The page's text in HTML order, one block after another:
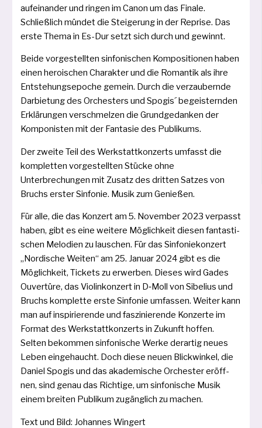
auf­ein­an­der und rin­gen im Canon um das Finale.
Schließlich mün­det die Steigerung in der Reprise. Das
ers­te Thema in Es-Dur setzt sich durch und gewinnt.
Beide vor­ge­stell­ten sin­fo­ni­schen Kompositionen haben
einen heroi­schen Charakter und die Romantik als ihre
Entstehungsepoche gemein. Durch die ver­zau­bern­de
Darbietung des Orchesters und Spogis´ begeis­tern­den
Erklärungen ver­schmel­zen die Grundgedanken der
Komponisten mit der Fantasie des Publikums.
Der zwei­te Teil des Werkstattkonzerts umfasst die
kom­plet­ten vor­ge­stell­ten Stücke ohne
Unterbrechungen mit Zusatz des drit­ten Satzes von
Bruchs ers­ter Sinfonie. Musik zum Genießen.
Für alle, die das Konzert am 5. November 2023 ver­passt
haben, gibt es eine wei­te­re Möglichkeit die­sen fan­tas­ti­
schen Melodien zu lau­schen. Für das Sinfoniekonzert
„Nordische Weiten“ am 25. Januar 2024 gibt es die
Möglichkeit, Tickets zu erwer­ben. Dieses wird Gades
Ouvertüre, das Violinkonzert in D‑Moll von Sibelius und
Bruchs kom­plet­te ers­te Sinfonie umfas­sen. Weiter kann
man auf inspi­rie­ren­de und fas­zi­nie­ren­de Konzerte im
Format des Werkstattkonzerts in Zukunft hof­fen.
Selten bekom­men sin­fo­ni­sche Werke der­ar­tig neu­es
Leben ein­ge­haucht. Doch die­se neu­en Blickwinkel, die
Daniel Spogis und das aka­de­mi­sche Orchester eröff­
nen, sind genau das Richtige, um sin­fo­ni­sche Musik
einem brei­ten Publikum zugäng­lich zu machen.
Text und Bild: Johannes Wingert